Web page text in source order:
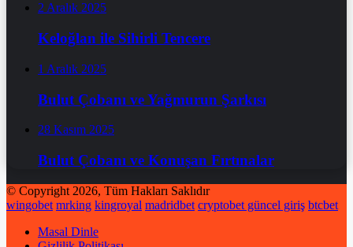
2 Aralık 2025
Keloğlan ile Sihirli Tencere
1 Aralık 2025
Bulut Çobanı ve Yağmurun Şarkısı
28 Kasım 2025
Bulut Çobanı ve Konuşan Fırtınalar
© Copyright 2026, Tüm Hakları Saklıdır
wingobet mrking kingroyal madridbet cryptobet güncel giriş btcbet
Masal Dinle